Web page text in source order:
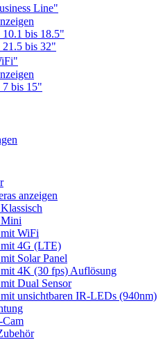
Line"
bis 18.5"
bis 32"
7 bis 15"
anzeigen
Mini
WiFi
4G (LTE)
Solar Panel
4K (30 fps) Auflösung
Dual Sensor
unsichtbaren IR-LEDs (940nm)
Cam